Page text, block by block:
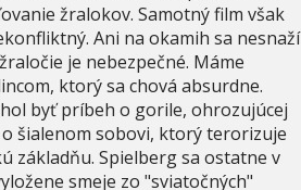
žralokov. Samotný film však
Ani na okamih sa nesnaží
je nebezpečné. Máme
ktorý sa chová absurdne.
byť príbeh o gorile, ohrozujúcej
šialenom sobovi, ktorý terorizuje
základňu. Spielberg sa ostatne v
smeje zo "sviatočných"